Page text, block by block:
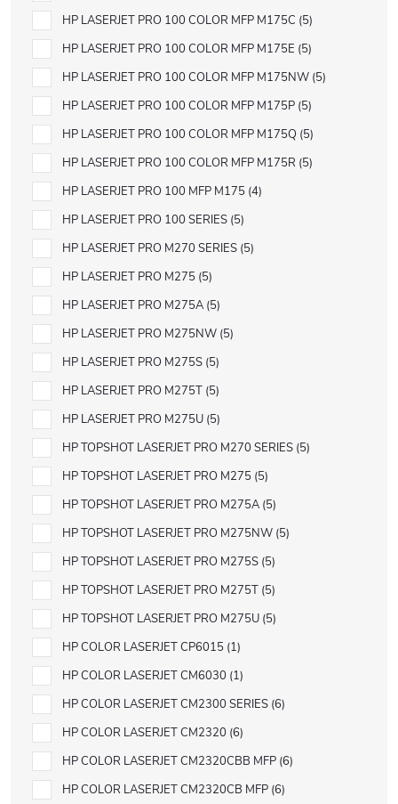
HP LASERJET PRO 100 COLOR MFP M175C 5
HP LASERJET PRO 100 COLOR MFP M175E 5
HP LASERJET PRO 100 COLOR MFP M175NW 5
HP LASERJET PRO 100 COLOR MFP M175P 5
HP LASERJET PRO 100 COLOR MFP M175Q 5
HP LASERJET PRO 100 COLOR MFP M175R 5
HP LASERJET PRO 100 MFP M175 4
HP LASERJET PRO 100 SERIES 5
HP LASERJET PRO M270 SERIES 5
HP LASERJET PRO M275 5
HP LASERJET PRO M275A 5
HP LASERJET PRO M275NW 5
HP LASERJET PRO M275S 5
HP LASERJET PRO M275T 5
HP LASERJET PRO M275U 5
HP TOPSHOT LASERJET PRO M270 SERIES 5
HP TOPSHOT LASERJET PRO M275 5
HP TOPSHOT LASERJET PRO M275A 5
HP TOPSHOT LASERJET PRO M275NW 5
HP TOPSHOT LASERJET PRO M275S 5
HP TOPSHOT LASERJET PRO M275T 5
HP TOPSHOT LASERJET PRO M275U 5
HP COLOR LASERJET CP6015 1
HP COLOR LASERJET CM6030 1
HP COLOR LASERJET CM2300 SERIES 6
HP COLOR LASERJET CM2320 6
HP COLOR LASERJET CM2320CBB MFP 6
HP COLOR LASERJET CM2320CB MFP 6